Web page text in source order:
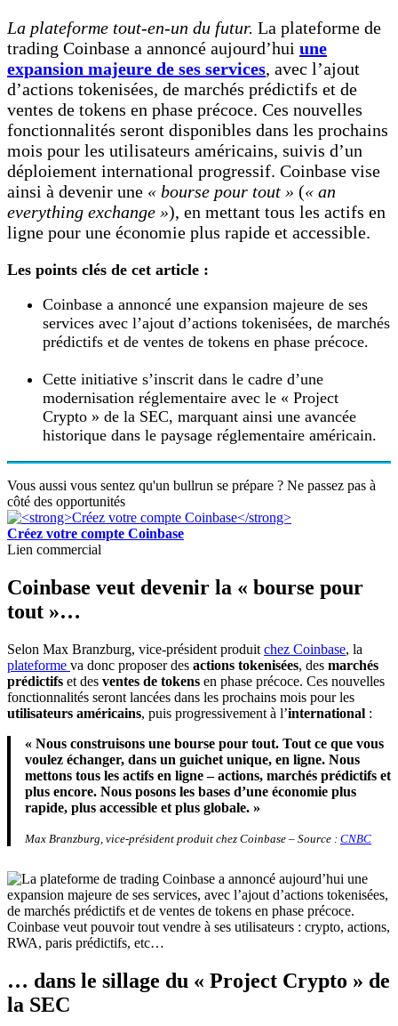
La plateforme tout-en-un du futur. La plateforme de
trading Coinbase a annoncé aujourd’hui une
expansion majeure de ses services, avec l’ajout
d’actions tokenisées, de marchés prédictifs et de
ventes de tokens en phase précoce. Ces nouvelles
fonctionnalités seront disponibles dans les prochains
mois pour les utilisateurs américains, suivis d’un
déploiement international progressif. Coinbase vise
ainsi à devenir une « bourse pour tout » (« an
everything exchange »), en mettant tous les actifs en
ligne pour une économie plus rapide et accessible.
Les points clés de cet article :
Coinbase a annoncé une expansion majeure de ses
services avec l’ajout d’actions tokenisées, de marchés
prédictifs et de ventes de tokens en phase précoce.
Cette initiative s’inscrit dans le cadre d’une
modernisation réglementaire avec le « Project
Crypto » de la SEC, marquant ainsi une avancée
historique dans le paysage réglementaire américain.
Vous aussi vous sentez qu'un bullrun se prépare ? Ne passez pas à
côté des opportunités
Créez votre compte Coinbase
Lien commercial
Coinbase veut devenir la « bourse pour
tout »…
Selon Max Branzburg, vice-président produit chez Coinbase, la
plateforme va donc proposer des actions tokenisées, des marchés
prédictifs et des ventes de tokens en phase précoce. Ces nouvelles
fonctionnalités seront lancées dans les prochains mois pour les
utilisateurs américains, puis progressivement à l’international :
« Nous construisons une bourse pour tout. Tout ce que vous
voulez échanger, dans un guichet unique, en ligne. Nous
mettons tous les actifs en ligne – actions, marchés prédictifs et
plus encore. Nous posons les bases d’une économie plus
rapide, plus accessible et plus globale. »
Max Branzburg, vice-président produit chez Coinbase – Source : CNBC
Coinbase veut pouvoir tout vendre à ses utilisateurs : crypto, actions,
RWA, paris prédictifs, etc…
… dans le sillage du « Project Crypto » de
la SEC